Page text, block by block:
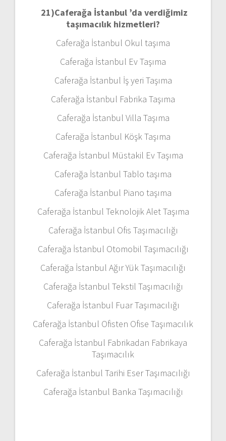
21)Caferağa İstanbul ’da verdiğimiz
taşımacılık hizmetleri?
Caferağa İstanbul Okul taşıma
Caferağa İstanbul Ev Taşıma
Caferağa İstanbul İş yeri Taşıma
Caferağa İstanbul Fabrika Taşıma
Caferağa İstanbul Villa Taşıma
Caferağa İstanbul Köşk Taşıma
Caferağa İstanbul Müstakil Ev Taşıma
Caferağa İstanbul Tablo taşıma
Caferağa İstanbul Piano taşıma
Caferağa İstanbul Teknolojik Alet Taşıma
Caferağa İstanbul Ofis Taşımacılığı
Caferağa İstanbul Otomobil Taşımacılığı
Caferağa İstanbul Ağır Yük Taşımacılığı
Caferağa İstanbul Tekstil Taşımacılığı
Caferağa İstanbul Fuar Taşımacılığı
Caferağa İstanbul Ofisten Ofise Taşımacılık
Caferağa İstanbul Fabrikadan Fabrikaya
Taşımacılık
Caferağa İstanbul Tarihi Eser Taşımacılığı
Caferağa İstanbul Banka Taşımacılığı